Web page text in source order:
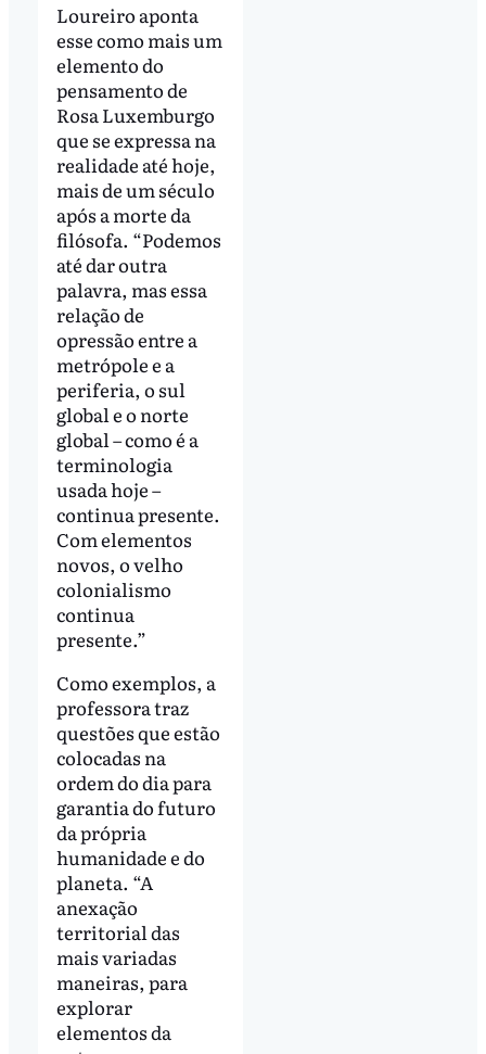
Loureiro aponta
esse como mais um
elemento do
pensamento de
Rosa Luxemburgo
que se expressa na
realidade até hoje,
mais de um século
após a morte da
filósofa. “Podemos
até dar outra
palavra, mas essa
relação de
opressão entre a
metrópole e a
periferia, o sul
global e o norte
global – como é a
terminologia
usada hoje –
continua presente.
Com elementos
novos, o velho
colonialismo
continua
presente.”
Como exemplos, a
professora traz
questões que estão
colocadas na
ordem do dia para
garantia do futuro
da própria
humanidade e do
planeta. “A
anexação
territorial das
mais variadas
maneiras, para
explorar
elementos da